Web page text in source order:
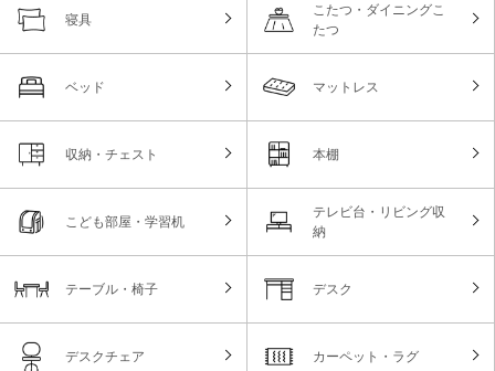
寝具
こたつ・ダイニングこ
たつ
ベッド マットレス
収納・チェスト 本棚
こども部屋・学習机
テレビ台・リビング収
納
テーブル・椅子 デスク
デスクチェア カーペット・ラグ